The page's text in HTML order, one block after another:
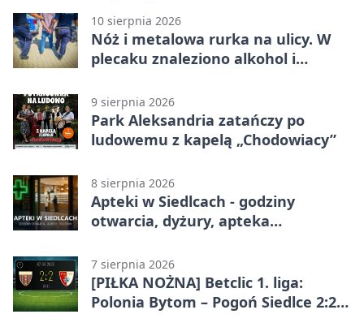
10 sierpnia 2026
Nóż i metalowa rurka na ulicy. W
plecaku znaleziono alkohol i
9 sierpnia 2026
Park Aleksandria zatańczy po
ludowemu z kapelą „Chodowiacy”
8 sierpnia 2026
Apteki w Siedlcach - godziny
otwarcia, dyżury, apteka
7 sierpnia 2026
[PIŁKA NOŻNA] Betclic 1. liga:
Polonia Bytom – Pogoń Siedlce 2:2.